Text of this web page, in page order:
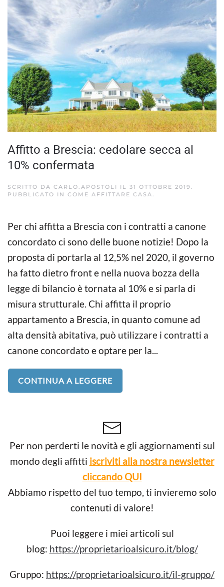
Affitto a Brescia: cedolare secca al
10% confermata
SCRITTO DA CARLO.APOSTOLI IL 31 OTTOBRE 2019
PUBBLICATO IN COME AFFITTARE CASA
Per chi affitta a Brescia con i contratti a canone
concordato ci sono delle buone notizie! Dopo la
proposta di portarla al 12,5% nel 2020, il governo
ha fatto dietro front e nella nuova bozza della
legge di bilancio è tornata al 10% e si parla di
misura strutturale. Chi affitta il proprio
appartamento a Brescia, in quanto comune ad
alta densità abitativa, può utilizzare i contratti a
canone concordato e optare per la...
CONTINUA A LEGGERE
Per non perderti le novità e gli aggiornamenti sul
mondo degli affitti iscriviti alla nostra newsletter
cliccando QUI
Abbiamo rispetto del tuo tempo, ti invieremo solo
contenuti di valore!
Puoi leggere i miei articoli sul
blog: https://proprietarioalsicuro.it/blog/
Gruppo: https://proprietarioalsicuro.it/il-gruppo/